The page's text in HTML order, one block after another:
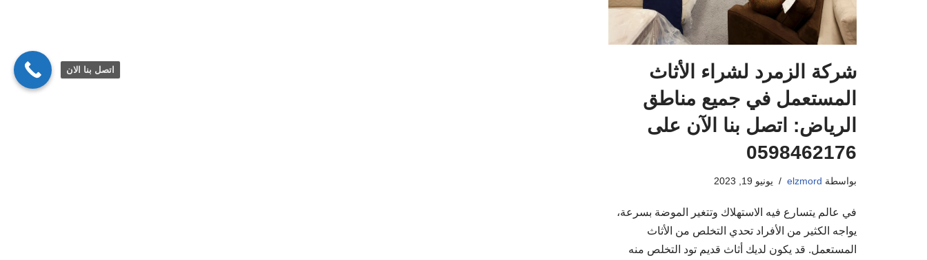
شركة الزمرد لشراء الأثاث
المستعمل في جميع مناطق
الرياض: اتصل بنا الآن على
0598462176
بواسطة elzmord يونيو 19, 2023
في عالم يتسارع فيه الاستهلاك وتتغير الموضة بسرعة،
يواجه الكثير من الأفراد تحدي التخلص من الأثاث
المستعمل. قد يكون لديك أثاث قديم تود التخلص منه
اتصل بنا الان